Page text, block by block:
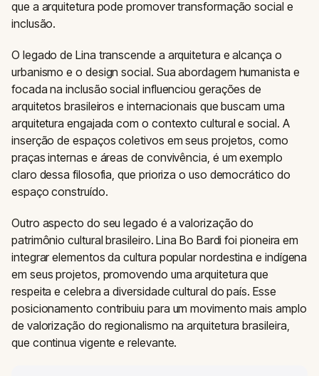
que a arquitetura pode promover transformação social e
inclusão.
O legado de Lina transcende a arquitetura e alcança o
urbanismo e o design social. Sua abordagem humanista e
focada na inclusão social influenciou gerações de
arquitetos brasileiros e internacionais que buscam uma
arquitetura engajada com o contexto cultural e social. A
inserção de espaços coletivos em seus projetos, como
praças internas e áreas de convivência, é um exemplo
claro dessa filosofia, que prioriza o uso democrático do
espaço construído.
Outro aspecto do seu legado é a valorização do
patrimônio cultural brasileiro. Lina Bo Bardi foi pioneira em
integrar elementos da cultura popular nordestina e indígena
em seus projetos, promovendo uma arquitetura que
respeita e celebra a diversidade cultural do país. Esse
posicionamento contribuiu para um movimento mais amplo
de valorização do regionalismo na arquitetura brasileira,
que continua vigente e relevante.